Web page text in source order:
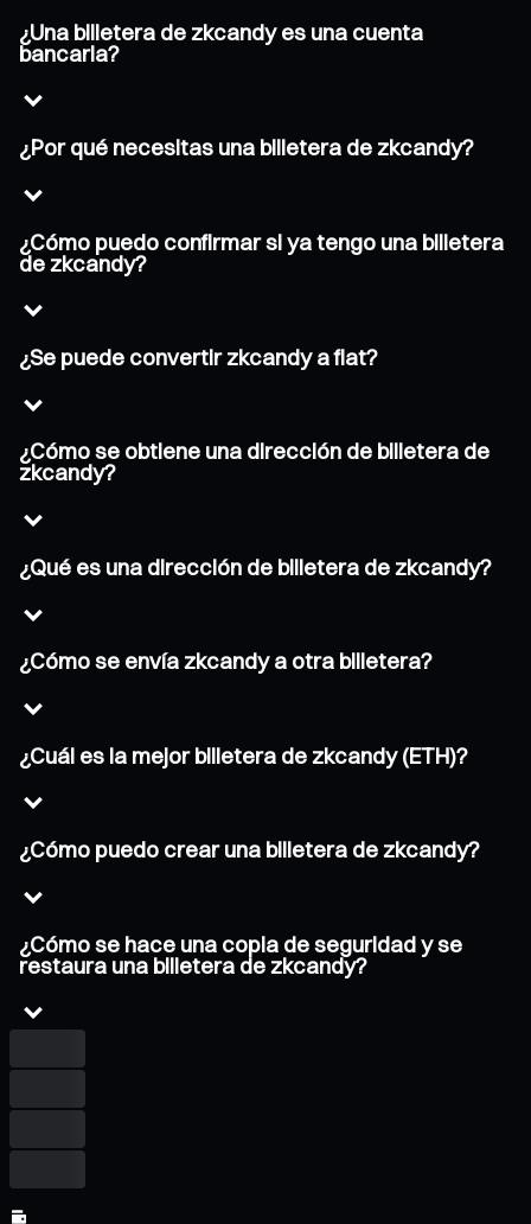
¿Una billetera de zkcandy es una cuenta
bancaria?
¿Por qué necesitas una billetera de zkcandy?
¿Cómo puedo confirmar si ya tengo una billetera
de zkcandy?
¿Se puede convertir zkcandy a fiat?
¿Cómo se obtiene una dirección de billetera de
zkcandy?
¿Qué es una dirección de billetera de zkcandy?
¿Cómo se envía zkcandy a otra billetera?
¿Cuál es la mejor billetera de zkcandy (ETH)?
¿Cómo puedo crear una billetera de zkcandy?
¿Cómo se hace una copia de seguridad y se
restaura una billetera de zkcandy?